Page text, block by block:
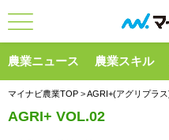
農業ニュース 農業スキル
マイナビ農業TOP >AGRI+(アグリプラス
AGRI+ VOL.02